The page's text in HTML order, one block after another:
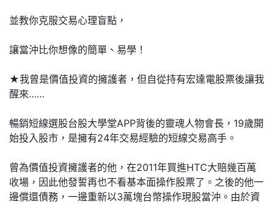
並教你克服交易心理盲點，
讓當沖比你想像的簡單、易學！
★我曾是價值投資的擁護者，但自從持有宏達電股票後讓我
醒來……
暢銷短線選股台股大學堂APP背後的靈魂人物會長，19歲開
始投入股市，是擁有24年交易經驗的短線交易高手。
曾為價值投資擁護者的他，在2011年買進HTC大賠幾百萬
收場，因此他發誓再也不看基本面操作股票了。之後的他一
邊償還債務，一邊重新以3萬塊台幣操作現股當沖。由於資